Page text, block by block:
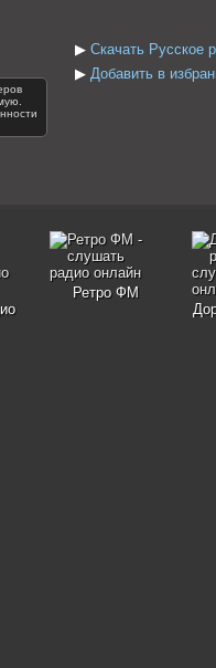
▶ Скачать Русское
▶ Добавить в
Ретро ФМ